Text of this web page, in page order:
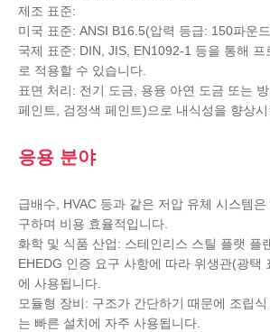
제조 표준:
미국 표준: ANSI B16.5(압력 등급: 150파운
국제 표준: DIN, JIS, EN1092-1 등을 통해 프
로 적용할 수 있습니다.
표면 처리: 전기 도금, 용융 아연 도금 또는
페인트, 검정색 페인트)으로 내식성을 향상
응용 분야
급배수, HVAC 등과 같은 저압 유체 시스템
구하며 비용 효율적입니다.
화학 및 식품 산업: 스테인리스 스틸 플랫 플
EHEDG 인증 요구 사항에 따라 위생관(광택
에 사용됩니다.
모듈형 장비: 구조가 간단하기 때문에 조립
는 빠른 설치에 자주 사용됩니다.